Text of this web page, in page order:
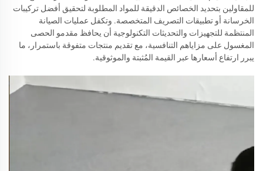
للمقاولين بتحديد الخصائص الدقيقة للمواد المطلوبة لتحقيق أفضل تركيبات
الخرسانة أو تطبيقات التصريف المتخصصة. وتكفل عمليات الصيانة
المنتظمة للتجهيزات والتحديثات التكنولوجية أن يحافظ مقدمو الحصى
المغسول على مزاياهم التنافسية، مع تقديم منتجات متفوقة باستمرار، ما
يبرر ارتفاع أسعارها عبر القيمة المُثبتة والموثوقية.